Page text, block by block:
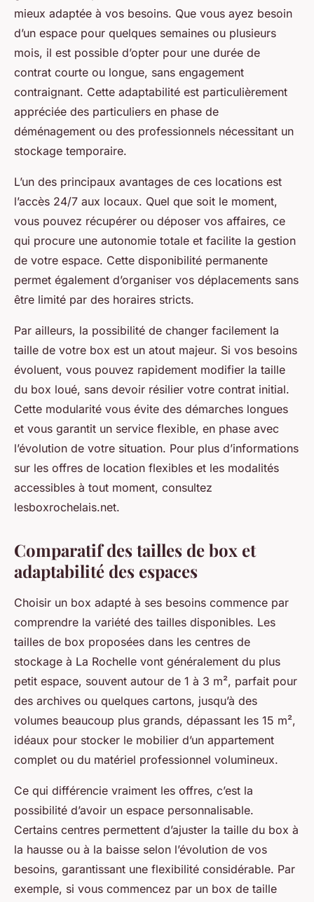
mieux adaptée à vos besoins. Que vous ayez besoin
d’un espace pour quelques semaines ou plusieurs
mois, il est possible d’opter pour une durée de
contrat courte ou longue, sans engagement
contraignant. Cette adaptabilité est particulièrement
appréciée des particuliers en phase de
déménagement ou des professionnels nécessitant un
stockage temporaire.
L’un des principaux avantages de ces locations est
l’accès 24/7 aux locaux. Quel que soit le moment,
vous pouvez récupérer ou déposer vos affaires, ce
qui procure une autonomie totale et facilite la gestion
de votre espace. Cette disponibilité permanente
permet également d’organiser vos déplacements sans
être limité par des horaires stricts.
Par ailleurs, la possibilité de changer facilement la
taille de votre box est un atout majeur. Si vos besoins
évoluent, vous pouvez rapidement modifier la taille
du box loué, sans devoir résilier votre contrat initial.
Cette modularité vous évite des démarches longues
et vous garantit un service flexible, en phase avec
l’évolution de votre situation. Pour plus d’informations
sur les offres de location flexibles et les modalités
accessibles à tout moment, consultez
lesboxrochelais.net.
Comparatif des tailles de box et
adaptabilité des espaces
Choisir un box adapté à ses besoins commence par
comprendre la variété des tailles disponibles. Les
tailles de box proposées dans les centres de
stockage à La Rochelle vont généralement du plus
petit espace, souvent autour de 1 à 3 m², parfait pour
des archives ou quelques cartons, jusqu’à des
volumes beaucoup plus grands, dépassant les 15 m²,
idéaux pour stocker le mobilier d’un appartement
complet ou du matériel professionnel volumineux.
Ce qui différencie vraiment les offres, c’est la
possibilité d’avoir un espace personnalisable.
Certains centres permettent d’ajuster la taille du box à
la hausse ou à la baisse selon l’évolution de vos
besoins, garantissant une flexibilité considérable. Par
exemple, si vous commencez par un box de taille